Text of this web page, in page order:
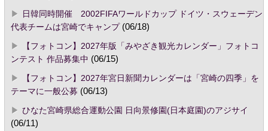
日韓同時開催 2002FIFAワールドカップ ドイツ・スウェーデン
代表チームは宮崎でキャンプ(06/18)
【フォトコン】2027年版「みやざき観光カレンダー」フォトコ
ンテスト 作品募集中 (06/15)
【フォトコン】2027年宮日新聞カレンダーは「宮崎の四季」を
テーマに一般公募 (06/13)
ひなた宮崎県総合運動公園 日向景修園(日本庭園)のアジサイ
(06/11)